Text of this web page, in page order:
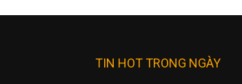
TIN HOT TRONG NGÀY